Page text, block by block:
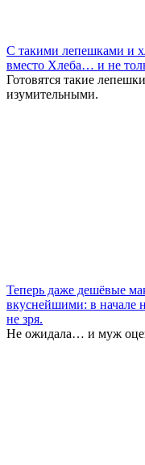
С такими лепешками и
вместо Хлеба… и не
Готовятся такие
изумительными.
Теперь даже дешёвые
вкуснейшими: в начале
не зря.
Не ожидала… и муж